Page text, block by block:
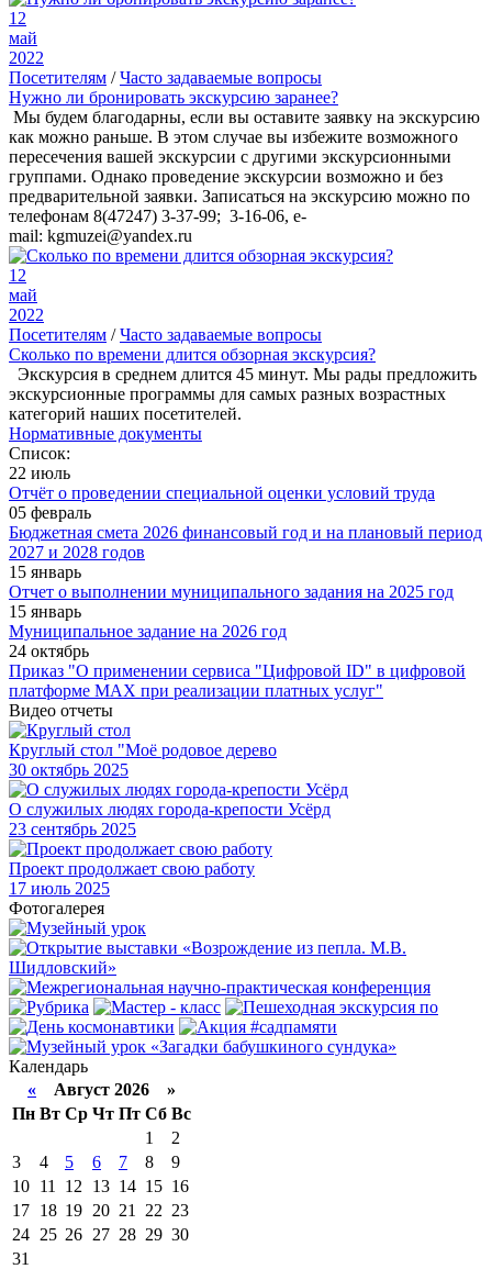
12
май
2022
Посетителям /Часто задаваемые вопросы
Нужно ли бронировать экскурсию заранее?
Мы будем благодарны, если вы оставите заявку на экскурсию
как можно раньше. В этом случае вы избежите возможного
пересечения вашей экскурсии с другими экскурсионными
группами. Однако проведение экскурсии возможно и без
предварительной заявки. Записаться на экскурсию можно по
телефонам 8(47247) 3-37-99; 3-16-06, e-
mail: kgmuzei@yandex.ru
12
май
2022
Посетителям /Часто задаваемые вопросы
Сколько по времени длится обзорная экскурсия?
Экскурсия в среднем длится 45 минут. Мы рады предложить
экскурсионные программы для самых разных возрастных
категорий наших посетителей.
Нормативные документы
Список:
22 июль
Отчёт о проведении специальной оценки условий труда
05 февраль
Бюджетная смета 2026 финансовый год и на плановый период
2027 и 2028 годов
15 январь
Отчет о выполнении муниципального задания на 2025 год
15 январь
Муниципальное задание на 2026 год
24 октябрь
Приказ "О применении сервиса "Цифровой ID" в цифровой
платформе МАХ при реализации платных услуг"
Видео отчеты
Круглый стол "Моё родовое дерево
30 октябрь 2025
О служилых людях города-крепости Усёрд
23 сентябрь 2025
Проект продолжает свою работу
17 июль 2025
Фотогалерея
Календарь
« Август 2026 »
Пн Вт Ср Чт Пт Сб Вс
1
2
3
4 5 6 7 8
9
10 11 12 13 14 15 16
17 18 19 20 21 22 23
24 25 26 27 28 29 30
31